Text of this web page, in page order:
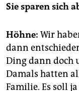
Sie sparen sich
Höhne: Wir
dann
Ding dann doch
Damals hatten
Familie. Es soll